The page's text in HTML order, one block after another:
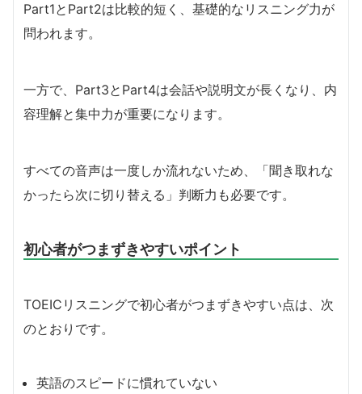
Part1とPart2は比較的短く、基礎的なリスニング力が
問われます。
一方で、Part3とPart4は会話や説明文が長くなり、内
容理解と集中力が重要になります。
すべての音声は一度しか流れないため、「聞き取れな
かったら次に切り替える」判断力も必要です。
初心者がつまずきやすいポイント
TOEICリスニングで初心者がつまずきやすい点は、次
のとおりです。
英語のスピードに慣れていない